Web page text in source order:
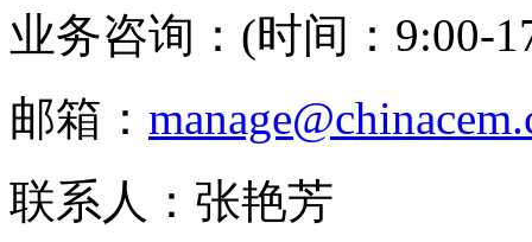
业务咨询：(时间：9:00-
邮箱：
联系人：张艳芳